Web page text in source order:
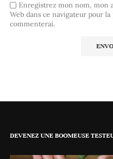
Enregistrez mon nom, mon
Web dans ce navigateur pour
commenterai.
DEVENEZ UNE BOOMEUSE